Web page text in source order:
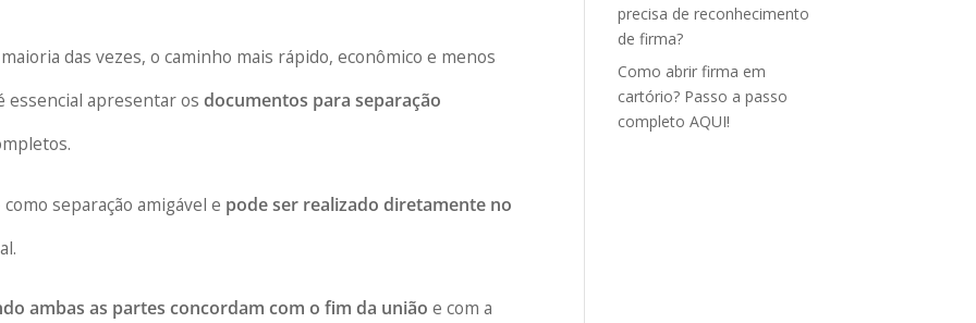
das vezes, o caminho mais rápido, econômico e menos
essencial apresentar osdocumentos para separação
separação amigável e pode ser realizado diretamente no
ambas as partes concordam com o fim da união e com a
precisa de reconhecimento
de firma?
Como abrir firma em
cartório? Passo a passo
completo AQUI!